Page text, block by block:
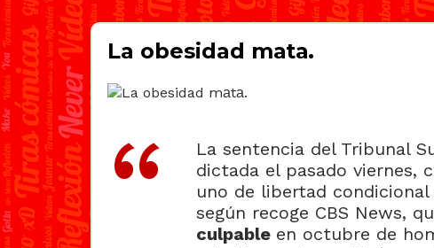
La obesidad mаtа.
La sentencia del Tribunal
dictada el pasado viernes,
uno de libertad
según recoge CBS News,
culpable en octubre de